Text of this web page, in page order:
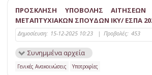
ΠΡΟΣΚΛΗΣΗ ΥΠΟΒΟΛΗΣ ΑΙΤΗΣΕΩΝ
ΜΕΤΑΠΤΥΧΙΑΚΩΝ ΣΠΟΥΔΩΝ ΙΚΥ/ ΕΣΠΑ
Δημοσίευση: 15-12-2025 10:23 | Προβολές: 453
Συνημμένα αρχεία
Γενικές Ανακοινώσεις Υποτροφίες